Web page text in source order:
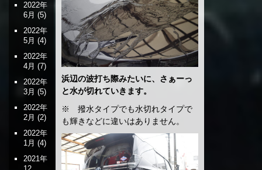
浜辺の波打ち際みたいに、さぁーっ
と水が切れていきます。
※ 撥水タイプでも水切れタイプで
も輝きなどに違いはありません。
2022年
6月 (5)
2022年
5月 (4)
2022年
4月 (7)
2022年
3月 (5)
2022年
2月 (2)
2022年
1月 (4)
2021年